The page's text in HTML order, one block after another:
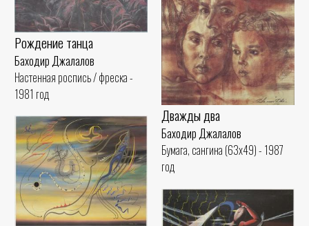
Рождение танца
Баходир Джалалов
Настенная роспись / фреска -
1981 год
Дважды два
Баходир Джалалов
Бумага, сангина (63x49) - 1987
год